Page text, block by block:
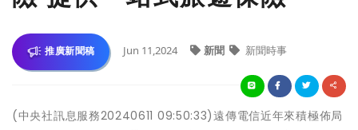
推廣新聞稿 Jun 11,2024 新聞 新聞時事
(中央社訊息服務20240611 09:50:33)遠傳電信近年來積極佈局